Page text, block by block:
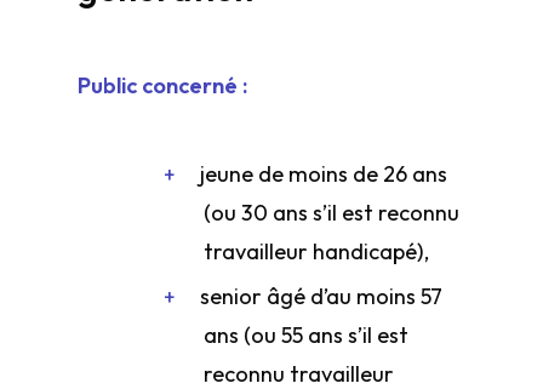
Public concerné :
jeune de moins de 26 ans
(ou 30 ans s’il est reconnu
travailleur handicapé),
senior âgé d’au moins 57
ans (ou 55 ans s’il est
reconnu travailleur